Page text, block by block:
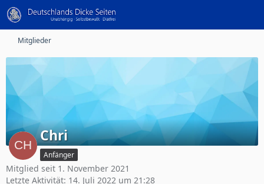
Mitglieder
Chri
Anfänger
Mitglied seit 1. November 2021
Letzte Aktivität: 14. Juli 2022 um 21:28